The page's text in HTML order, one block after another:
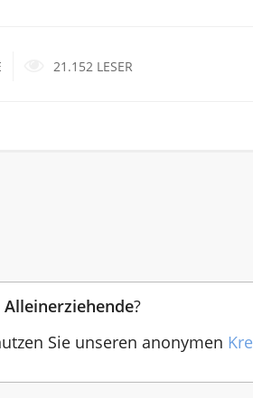
21.152 LESER
?
Sie unseren anonymen